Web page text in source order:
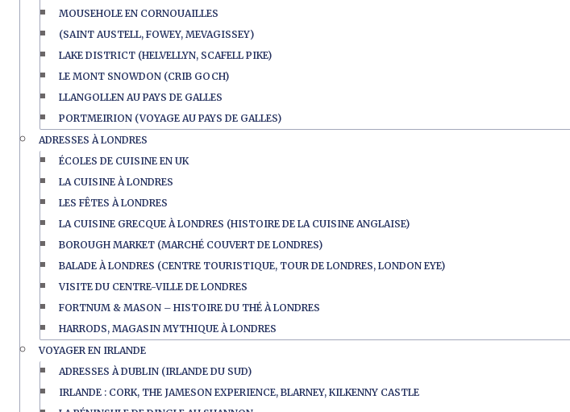
MOUSEHOLE EN CORNOUAILLES
(SAINT AUSTELL, FOWEY, MEVAGISSEY)
LAKE DISTRICT (HELVELLYN, SCAFELL PIKE)
LE MONT SNOWDON (CRIB GOCH)
LLANGOLLEN AU PAYS DE GALLES
PORTMEIRION (VOYAGE AU PAYS DE GALLES)
ADRESSES À LONDRES
ÉCOLES DE CUISINE EN UK
LA CUISINE À LONDRES
LES FÊTES À LONDRES
LA CUISINE GRECQUE À LONDRES (HISTOIRE DE LA CUISINE ANGLAISE)
BOROUGH MARKET (MARCHÉ COUVERT DE LONDRES)
BALADE À LONDRES (CENTRE TOURISTIQUE, TOUR DE LONDRES, LONDON EYE)
VISITE DU CENTRE-VILLE DE LONDRES
FORTNUM & MASON – HISTOIRE DU THÉ À LONDRES
HARRODS, MAGASIN MYTHIQUE À LONDRES
VOYAGER EN IRLANDE
ADRESSES À DUBLIN (IRLANDE DU SUD)
IRLANDE : CORK, THE JAMESON EXPERIENCE, BLARNEY, KILKENNY CASTLE